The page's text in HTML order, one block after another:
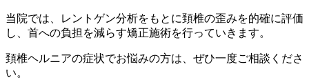
当院では、レントゲン分析をもとに頚椎の歪みを的確に評価
し、首への負担を減らす矯正施術を行っていきます。
頚椎ヘルニアの症状でお悩みの方は、ぜひ一度ご相談くださ
い。